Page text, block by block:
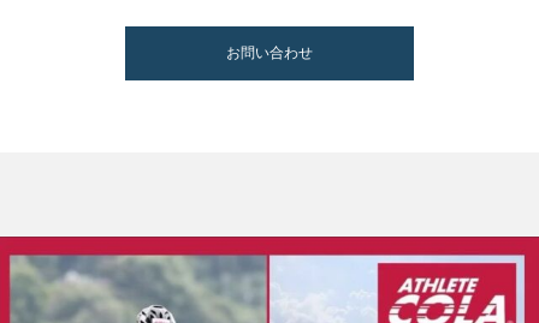
お問い合わせ